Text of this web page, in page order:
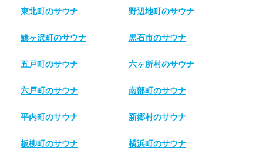
東北町のサウナ 野辺地町のサウナ
鯵ヶ沢町のサウナ 黒石市のサウナ
五戸町のサウナ 六ヶ所村のサウナ
六戸町のサウナ 南部町のサウナ
平内町のサウナ 新郷村のサウナ
板柳町のサウナ 横浜町のサウナ